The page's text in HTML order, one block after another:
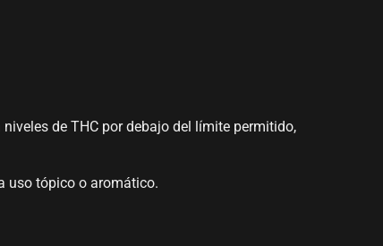
de THC por debajo del límite permitido,
uso tópico o aromático.